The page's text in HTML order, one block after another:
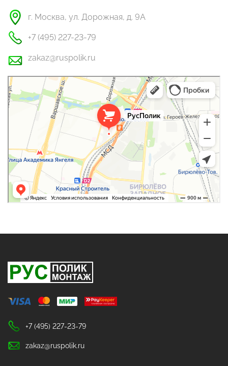
г. Москва, ул. Дорожная, д. 9А
+7 (495) 227-23-79
zakaz@ruspolik.ru
РусПолик
Оргстекло, поликарбонат в Москве
Строительные и отделочные работы в Москве
+7 (495) 227-23-79
zakaz@ruspolik.ru